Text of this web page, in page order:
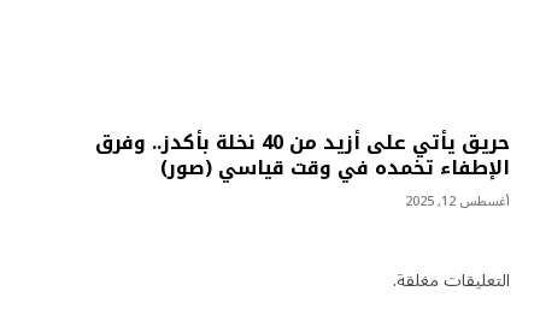
حريق يأتي على أزيد من 40 نخلة بأكدز.. وفرق
الإطفاء تخمده في وقت قياسي (صور)
أغسطس 12, 2025
التعليقات مغلقة.